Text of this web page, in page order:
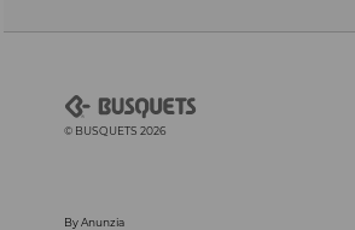
© BUSQUETS 2026
By Anunzia